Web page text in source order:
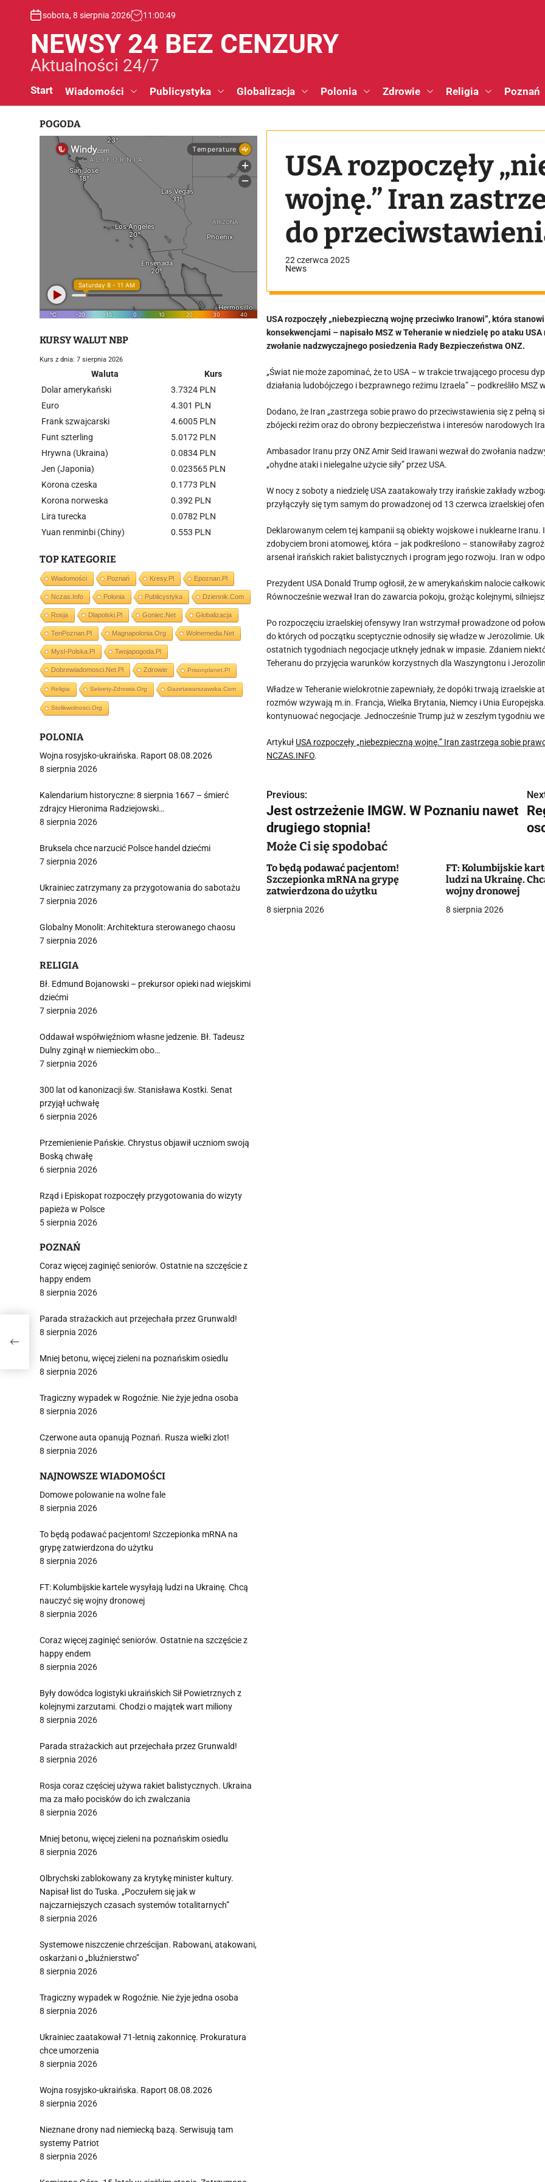
sobota, 8 sierpnia 2026 11 :00:50
NEWSY 24 BEZ CENZURY
Aktualności 24/7
Start Wiadomości Publicystyka Globalizacja Polonia Zdrowie Religia Poznań
USA rozpoczęły
wojnę.” Iran
do
22 czerwca 2025
News
USA rozpoczęły „niebezpieczną wojnę przeciwko Iranowi”, która
konsekwencjami – napisało MSZ w Teheranie w niedzielę po ataku
zwołanie nadzwyczajnego posiedzenia Rady Bezpieczeństwa ONZ.
„Świat nie może zapominać, że to USA – w trakcie trwającego procesu
działania ludobójczego i bezprawnego reżimu Izraela” – podkreśliło MSZ
Dodano, że Iran „zastrzega sobie prawo do przeciwstawienia się z pełną
zbójecki reżim oraz do obrony bezpieczeństwa i interesów narodowych
Ambasador Iranu przy ONZ Amir Seid Irawani wezwał do zwołania
„ohydne ataki i nielegalne użycie siły” przez USA.
W nocy z soboty a niedzielę USA zaatakowały trzy irańskie zakłady
przyłączyły się tym samym do prowadzonej od 13 czerwca izraelskiej
Deklarowanym celem tej kampanii są obiekty wojskowe i nuklearne Iranu.
zdobyciem broni atomowej, która – jak podkreślono – stanowiłaby
arsenał irańskich rakiet balistycznych i program jego rozwoju. Iran w
Prezydent USA Donald Trump ogłosił, że w amerykańskim nalocie
Równocześnie wezwał Iran do zawarcia pokoju, grożąc kolejnymi,
Po rozpoczęciu izraelskiej ofensywy Iran wstrzymał prowadzone od
do których od początku sceptycznie odnosiły się władze w Jerozolimie.
ostatnich tygodniach negocjacje utknęły jednak w impasie. Zdaniem
Teheranu do przyjęcia warunków korzystnych dla Waszyngtonu i
Władze w Teheranie wielokrotnie zapewniały, że dopóki trwają izraelskie
rozmów wzywają m.in. Francja, Wielka Brytania, Niemcy i Unia
kontynuować negocjacje. Jednocześnie Trump już w zeszłym tygodniu
Artykuł USA rozpoczęły „niebezpieczną wojnę.” Iran zastrzega sobie
NCZAS.INFO.
N
a
w
i
g
a
Previous:
Jest ostrzeżenie IMGW. W Poznaniu nawet
drugiego stopnia!
Może Ci się spodobać
To będą podawać pacjentom!
Szczepionka mRNA na grypę
zatwierdzona do użytku
8 sierpnia 2026
FT: Kolumbijskie
ludzi na Ukrainę.
wojny dronowej
8 sierpnia 2026
POGODA
KURSY WALUT NBP
Kurs z dnia: 7 sierpnia 2026
Waluta
Kurs
Dolar amerykański
3.7324 PLN
Euro
4.301 PLN
Frank szwajcarski
4.6005 PLN
Funt szterling
5.0172 PLN
Hrywna (Ukraina)
0.0834 PLN
Jen (Japonia)
0.023565 PLN
Korona czeska
0.1773 PLN
Korona norweska
0.392 PLN
Lira turecka
0.0782 PLN
Yuan renminbi (Chiny)
0.553 PLN
TOP KATEGORIE
Wiadomości Poznań Kresy.pl Epoznan.pl
Nczas.info Polonia Publicystyka Dziennik.com
Rosja Dlapolski.pl Goniec.net Globalizacja
TenPoznan.pl Magnapolonia.org Wolnemedia.net
Mysl-Polska.pl Twojapogoda.pl
Dobrewiadomosci.net.pl Zdrowie Prisonplanet.pl
Religia Sekrety-Zdrowia.org Gazetawarszawska.com
Stolikwolnosci.org
POLONIA
Wojna rosyjsko-ukraińska. Raport 08.08.2026
8 sierpnia 2026
Kalendarium historyczne: 8 sierpnia 1667 – śmierć
zdrajcy Hieronima Radziejowski…
8 sierpnia 2026
Bruksela chce narzucić Polsce handel dziećmi
7 sierpnia 2026
Ukrainiec zatrzymany za przygotowania do sabotażu
7 sierpnia 2026
Globalny Monolit: Architektura sterowanego chaosu
7 sierpnia 2026
RELIGIA
Bł. Edmund Bojanowski – prekursor opieki nad wiejskimi
dziećmi
7 sierpnia 2026
Oddawał współwięźniom własne jedzenie. Bł. Tadeusz
Dulny zginął w niemieckim obo…
7 sierpnia 2026
300 lat od kanonizacji św. Stanisława Kostki. Senat
przyjął uchwałę
6 sierpnia 2026
Przemienienie Pańskie. Chrystus objawił uczniom swoją
Boską chwałę
6 sierpnia 2026
Rząd i Episkopat rozpoczęły przygotowania do wizyty
papieża w Polsce
5 sierpnia 2026
POZNAŃ
Coraz więcej zaginięć seniorów. Ostatnie na szczęście z
happy endem
8 sierpnia 2026
Parada strażackich aut przejechała przez Grunwald!
8 sierpnia 2026
Mniej betonu, więcej zieleni na poznańskim osiedlu
8 sierpnia 2026
Tragiczny wypadek w Rogoźnie. Nie żyje jedna osoba
8 sierpnia 2026
Czerwone auta opanują Poznań. Rusza wielki zlot!
8 sierpnia 2026
NAJNOWSZE WIADOMOŚCI
Domowe polowanie na wolne fale
8 sierpnia 2026
To będą podawać pacjentom! Szczepionka mRNA na
grypę zatwierdzona do użytku
8 sierpnia 2026
FT: Kolumbijskie kartele wysyłają ludzi na Ukrainę. Chcą
nauczyć się wojny dronowej
8 sierpnia 2026
Coraz więcej zaginięć seniorów. Ostatnie na szczęście z
happy endem
8 sierpnia 2026
Były dowódca logistyki ukraińskich Sił Powietrznych z
kolejnymi zarzutami. Chodzi o majątek wart miliony
8 sierpnia 2026
Parada strażackich aut przejechała przez Grunwald!
8 sierpnia 2026
Rosja coraz częściej używa rakiet balistycznych. Ukraina
ma za mało pocisków do ich zwalczania
8 sierpnia 2026
Mniej betonu, więcej zieleni na poznańskim osiedlu
8 sierpnia 2026
Olbrychski zablokowany za krytykę minister kultury.
Napisał list do Tuska. „Poczułem się jak w
najczarniejszych czasach systemów totalitarnych”
8 sierpnia 2026
Systemowe niszczenie chrześcijan. Rabowani, atakowani,
oskarżani o „bluźnierstwo”
8 sierpnia 2026
Tragiczny wypadek w Rogoźnie. Nie żyje jedna osoba
8 sierpnia 2026
Ukrainiec zaatakował 71-letnią zakonnicę. Prokuratura
chce umorzenia
8 sierpnia 2026
Wojna rosyjsko-ukraińska. Raport 08.08.2026
8 sierpnia 2026
Nieznane drony nad niemiecką bazą. Serwisują tam
systemy Patriot
8 sierpnia 2026